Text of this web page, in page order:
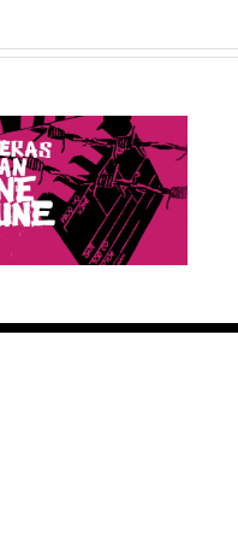
Bolsas de plástico: 5
datos que debes
saber sobre su
producción y
consumo